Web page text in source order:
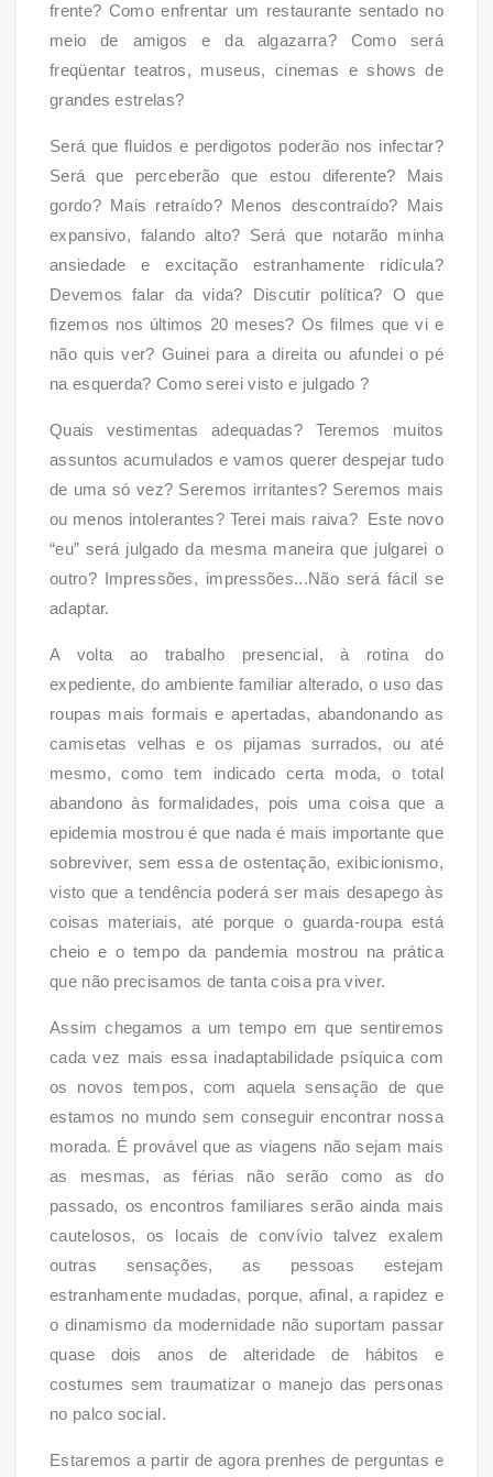
frente? Como enfrentar um restaurante sentado no
meio de amigos e da algazarra? Como será
freqüentar teatros, museus, cinemas e shows de
grandes estrelas?
Será que fluidos e perdigotos poderão nos infectar?
Será que perceberão que estou diferente? Mais
gordo? Mais retraído? Menos descontraído? Mais
expansivo, falando alto? Será que notarão minha
ansiedade e excitação estranhamente ridícula?
Devemos falar da vida? Discutir política? O que
fizemos nos últimos 20 meses? Os filmes que vi e
não quis ver? Guinei para a direita ou afundei o pé
na esquerda? Como serei visto e julgado ?
Quais vestimentas adequadas? Teremos muitos
assuntos acumulados e vamos querer despejar tudo
de uma só vez? Seremos irritantes? Seremos mais
ou menos intolerantes? Terei mais raiva? Este novo
“eu” será julgado da mesma maneira que julgarei o
outro? Impressões, impressões...Não será fácil se
adaptar.
A volta ao trabalho presencial, à rotina do
expediente, do ambiente familiar alterado, o uso das
roupas mais formais e apertadas, abandonando as
camisetas velhas e os pijamas surrados, ou até
mesmo, como tem indicado certa moda, o total
abandono às formalidades, pois uma coisa que a
epidemia mostrou é que nada é mais importante que
sobreviver, sem essa de ostentação, exibicionismo,
visto que a tendência poderá ser mais desapego às
coisas materiais, até porque o guarda-roupa está
cheio e o tempo da pandemia mostrou na prática
que não precisamos de tanta coisa pra viver.
Assim chegamos a um tempo em que sentiremos
cada vez mais essa inadaptabilidade psíquica com
os novos tempos, com aquela sensação de que
estamos no mundo sem conseguir encontrar nossa
morada. É provável que as viagens não sejam mais
as mesmas, as férias não serão como as do
passado, os encontros familiares serão ainda mais
cautelosos, os locais de convívio talvez exalem
outras sensações, as pessoas estejam
estranhamente mudadas, porque, afinal, a rapidez e
o dinamismo da modernidade não suportam passar
quase dois anos de alteridade de hábitos e
costumes sem traumatizar o manejo das personas
no palco social.
Estaremos a partir de agora prenhes de perguntas e